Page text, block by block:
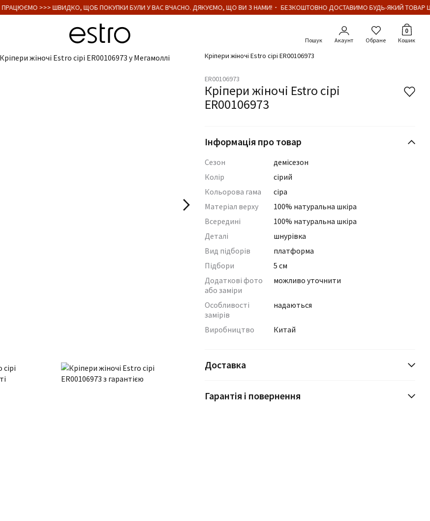
ПРАЦЮЄМО >>> ШВИДКО, ЩОБ ПОКУПКИ БУЛИ У ВАС ВЧАСНО. ДЯКУЄМО, ЩО ВИ З НАМИ!・ БЕЗКОШТОВНО ДОСТАВИМО БУДЬ-ЯКИЙ ТОВАР
Акаунт Обране
0
Кошик
Кріпери жіночі Estro сірі ER00106973
ER00106973
Кріпери жіночі Estro сірі
ER00106973
Інформація про товар
Сезон
демісезон
Колір
сірий
Кольорова гама
сіра
Матеріал верху
100% натуральна шкіра
Всередині
100% натуральна шкіра
Деталі
шнурівка
Вид підборів
платформа
Підбори
5 см
Додаткові фото
або заміри
можливо уточнити
Особливості
замірів
надаються
Виробництво Китай
Доставка
Гарантія і повернення